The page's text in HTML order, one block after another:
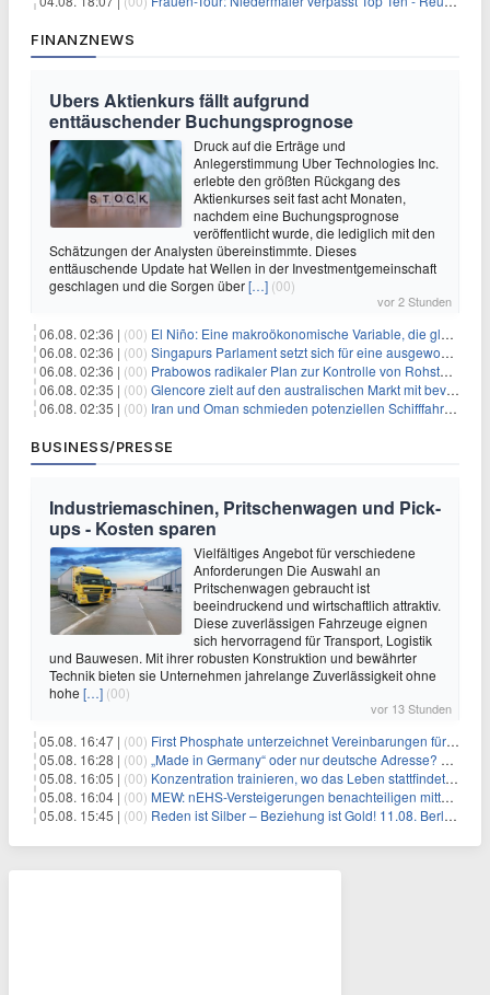
FINANZNEWS
Ubers Aktienkurs fällt aufgrund
enttäuschender Buchungsprognose
Druck auf die Erträge und
Anlegerstimmung Uber Technologies Inc.
erlebte den größten Rückgang des
Aktienkurses seit fast acht Monaten,
nachdem eine Buchungsprognose
veröffentlicht wurde, die lediglich mit den
Schätzungen der Analysten übereinstimmte. Dieses
enttäuschende Update hat Wellen in der Investmentgemeinschaft
geschlagen und die Sorgen über[…] (00)
vor 2 Stunden
06.08. 02:36 | (00) El Niño: Eine makroökonomische Variable, die globale Wirtschaftslandschaften umgestaltet
06.08. 02:36 | (00) Singapurs Parlament setzt sich für eine ausgewogene wirtschaftliche Zukunft ein
06.08. 02:36 | (00) Prabowos radikaler Plan zur Kontrolle von Rohstoffexporten steht vor konkurrierenden Visionen
06.08. 02:35 | (00) Glencore zielt auf den australischen Markt mit bevorstehendem Sekundärlisting
06.08. 02:35 | (00) Iran und Oman schmieden potenziellen Schifffahrtsvertrag im Hormuskanal
BUSINESS/PRESSE
Industriemaschinen, Pritschenwagen und Pick-
ups - Kosten sparen
Vielfältiges Angebot für verschiedene
Anforderungen Die Auswahl an
Pritschenwagen gebraucht ist
beeindruckend und wirtschaftlich attraktiv.
Diese zuverlässigen Fahrzeuge eignen
sich hervorragend für Transport, Logistik
und Bauwesen. Mit ihrer robusten Konstruktion und bewährter
Technik bieten sie Unternehmen jahrelange Zuverlässigkeit ohne
hohe […] (00)
vor 13 Stunden
05.08. 16:47 | (00) First Phosphate unterzeichnet Vereinbarungen für nicht zu refundierende Zuwendungen in Höhe von 4,84 Mio. $ von der kanadischen Regierung für Straßeninfrastruktur und Stromübertragungsleitungen
05.08. 16:28 | (00) „Made in Germany“ oder nur deutsche Adresse? So erkennen Sie, wo Ihre Leiterplatten wirklich gefertigt werden
05.08. 16:05 | (00) Konzentration trainieren, wo das Leben stattfindet: Mobile EEG-Technologie bringt Neurofeedback in den Alltag
05.08. 16:04 | (00) MEW: nEHS-Versteigerungen benachteiligen mittelständische Unternehmen
05.08. 15:45 | (00) Reden ist Silber – Beziehung ist Gold! 11.08. Berlin – 18:30 Uhr